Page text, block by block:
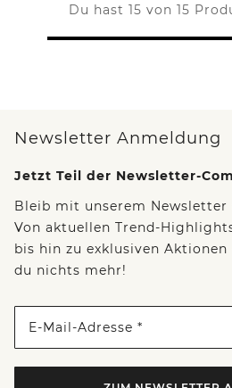
Du hast 15 von 15
Newsletter Anmeldung
Jetzt Teil der Newsletter-
Bleib mit unserem Newsletter
Von aktuellen Trend-
bis hin zu exklusiven
du nichts mehr!
E-Mail-Adresse *